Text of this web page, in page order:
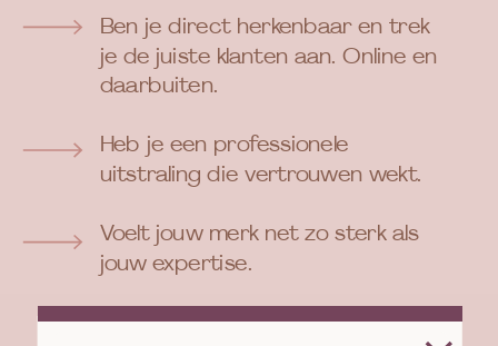
Ben je direct herkenbaar en trek
je de juiste klanten aan. Online en
daarbuiten.
Heb je een professionele
uitstraling die vertrouwen wekt.
Voelt jouw merk net zo sterk als
jouw expertise.